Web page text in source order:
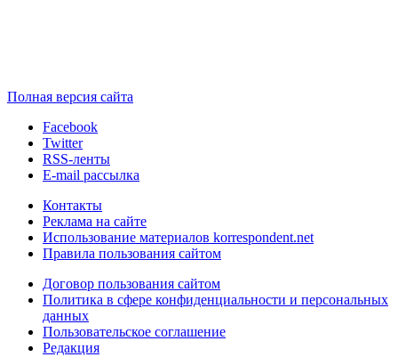
Полная версия сайта
Facebook
Twitter
RSS-ленты
E-mail рассылка
Контакты
Реклама на сайте
Использование материалов korrespondent.net
Правила пользования сайтом
Договор пользования сайтом
Политика в сфере конфиденциальности и персональных
данных
Пользовательское соглашение
Редакция